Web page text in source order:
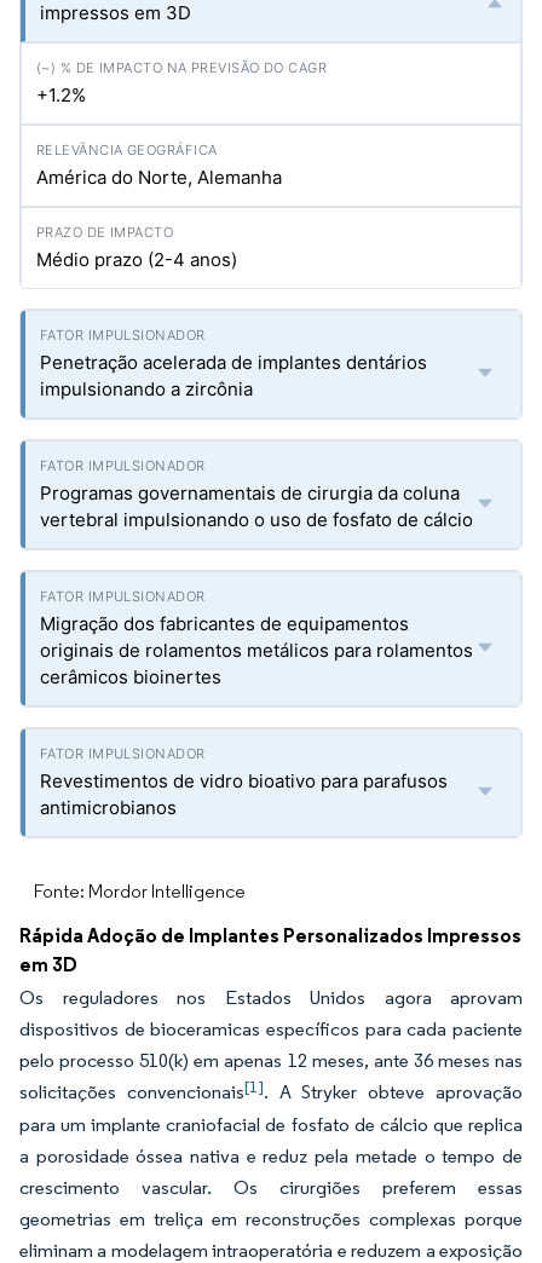
impressos em 3D
+1.2%
América do Norte, Alemanha
Médio prazo (2-4 anos)
Penetração acelerada de implantes dentários
impulsionando a zircônia
Programas governamentais de cirurgia da coluna
vertebral impulsionando o uso de fosfato de cálcio
Migração dos fabricantes de equipamentos
originais de rolamentos metálicos para rolamentos
cerâmicos bioinertes
Revestimentos de vidro bioativo para parafusos
antimicrobianos
Fonte: Mordor Intelligence
Rápida Adoção de Implantes Personalizados Impressos
em 3D
Os reguladores nos Estados Unidos agora aprovam
dispositivos de bioceramicas específicos para cada paciente
pelo processo 510(k) em apenas 12 meses, ante 36 meses nas
solicitações convencionais[1]. A Stryker obteve aprovação
para um implante craniofacial de fosfato de cálcio que replica
a porosidade óssea nativa e reduz pela metade o tempo de
crescimento vascular. Os cirurgiões preferem essas
geometrias em treliça em reconstruções complexas porque
eliminam a modelagem intraoperatória e reduzem a exposição